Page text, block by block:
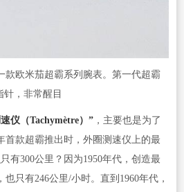
欧米茄超霸系列腕表。第一代超霸
针，非常醒目
仪（Tachymètre）”，主要也是为了
首款超霸推出时，外圈测速仪上的最
有300公里？因为1950年代，创造最
只有246公里/小时。直到1960年代，